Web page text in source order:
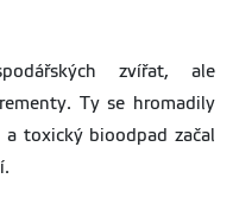
zvířat, ale
Ty se hromadily
toxický bioodpad začal